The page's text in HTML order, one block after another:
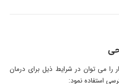
می توان در شرایط ذیل برای درمان
استفاده نمود: